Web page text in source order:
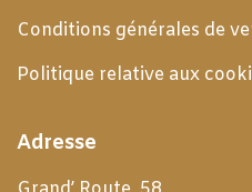
Conditions générales de
Politique relative aux
Adresse